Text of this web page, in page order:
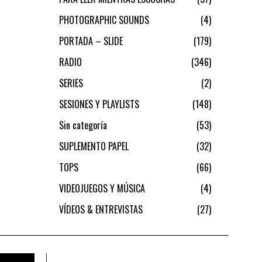
PHOTOGRAPHIC SOUNDS
4
PORTADA – SLIDE
179
RADIO
346
SERIES
2
SESIONES Y PLAYLISTS
148
Sin categoría
53
SUPLEMENTO PAPEL
32
TOPS
66
VIDEOJUEGOS Y MÚSICA
4
VÍDEOS & ENTREVISTAS
27